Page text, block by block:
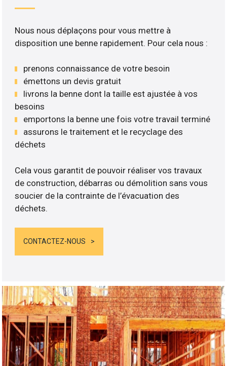
Nous nous déplaçons pour vous mettre à
disposition une benne rapidement. Pour cela nous :
prenons connaissance de votre besoin
émettons un devis gratuit
livrons la benne dont la taille est ajustée à vos
besoins
emportons la benne une fois votre travail terminé
assurons le traitement et le recyclage des
déchets
Cela vous garantit de pouvoir réaliser vos travaux
de construction, débarras ou démolition sans vous
soucier de la contrainte de l’évacuation des
déchets.
CONTACTEZ-NOUS